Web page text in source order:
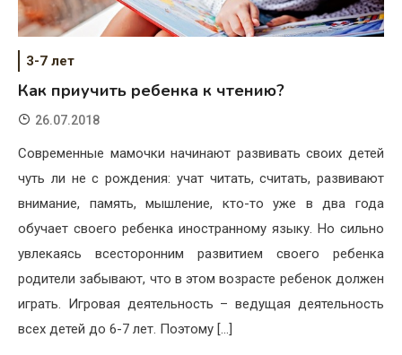
3-7 лет
Как приучить ребенка к чтению?
26.07.2018
Современные мамочки начинают развивать своих детей
чуть ли не с рождения: учат читать, считать, развивают
внимание, память, мышление, кто-то уже в два года
обучает своего ребенка иностранному языку. Но сильно
увлекаясь всесторонним развитием своего ребенка
родители забывают, что в этом возрасте ребенок должен
играть. Игровая деятельность – ведущая деятельность
всех детей до 6-7 лет. Поэтому […]